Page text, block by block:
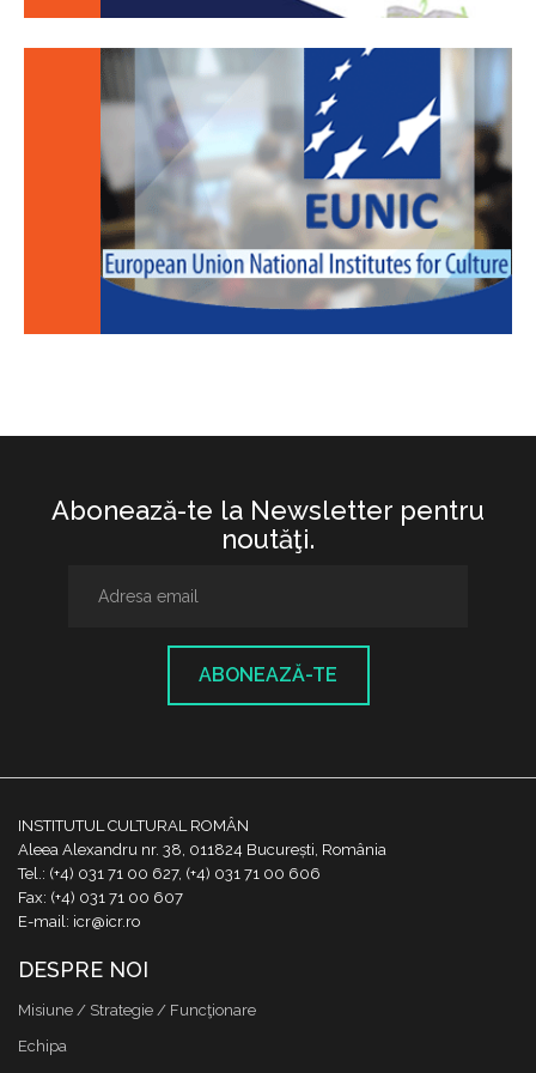
Abonează-te la Newsletter pentru
noutăţi.
ABONEAZĂ-TE
INSTITUTUL CULTURAL ROMÂN
Aleea Alexandru nr. 38, 011824 București, România
Tel.: (+4) 031 71 00 627, (+4) 031 71 00 606
Fax: (+4) 031 71 00 607
E-mail: icr@icr.ro
DESPRE NOI
Misiune / Strategie / Funcţionare
Echipa